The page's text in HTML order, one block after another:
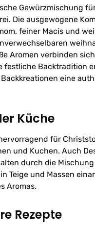
Gewürzmischung
Die ausgewogene
feiner Macis und
Aromen verbinden
festliche Backtradition
eine
Küche
für
und Kuchen. Auch
durch die
Teige und Massen
Aromas.
Rezepte